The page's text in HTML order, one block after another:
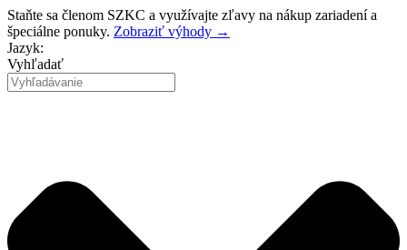
Preskočiť
na
obsah
Staňte sa členom SZKC a využívajte zľavy na nákup zariadení a
špeciálne ponuky. Zobraziť výhody →
Jazyk:
Vyhľadať